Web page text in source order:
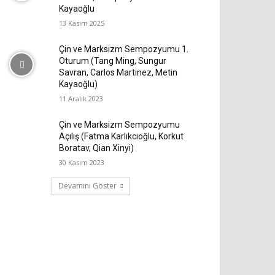
Kayaoğlu
13 Kasım 2025
Çin ve Marksizm Sempozyumu 1.
Oturum (Tang Ming, Sungur
Savran, Carlos Martinez, Metin
Kayaoğlu)
11 Aralık 2023
Çin ve Marksizm Sempozyumu
Açılış (Fatma Karlıkcıoğlu, Korkut
Boratav, Qian Xinyi)
30 Kasım 2023
Devamını Göster